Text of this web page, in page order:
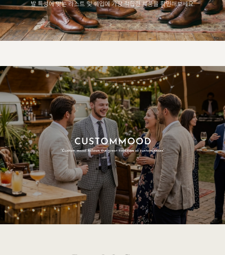
발 특성에 맞는 라스트 및 쉐입에 가장 적합한 제품을 확인해보세요.